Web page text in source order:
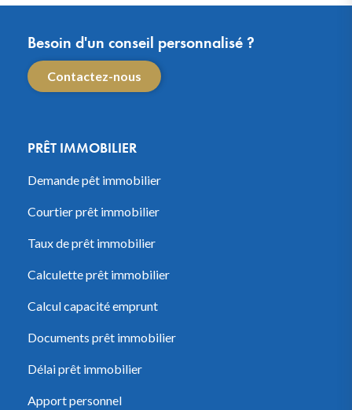
Besoin d'un conseil personnalisé ?
Contactez-nous
PRÊT IMMOBILIER
Demande pêt immobilier
Courtier prêt immobilier
Taux de prêt immobilier
Calculette prêt immobilier
Calcul capacité emprunt
Documents prêt immobilier
Délai prêt immobilier
Apport personnel